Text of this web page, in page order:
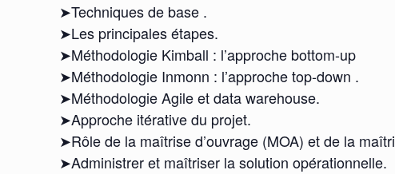
➤Techniques de base .
➤Les principales étapes.
➤Méthodologie Kimball : l’approche bottom-up
➤Méthodologie Inmonn : l’approche top-down .
➤Méthodologie Agile et data warehouse.
➤Approche itérative du projet.
➤Rôle de la maîtrise d’ouvrage (MOA) et de la
➤Administrer et maîtriser la solution opérationnelle.